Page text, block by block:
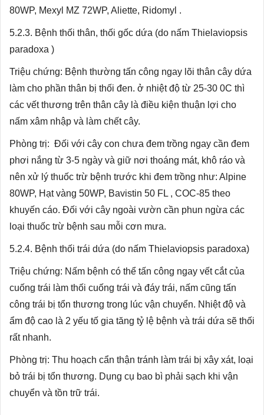
80WP, Mexyl MZ 72WP, Aliette, Ridomyl .
5.2.3. Bệnh thối thân, thối gốc dứa (do nấm Thielaviopsis
paradoxa )
Triệu chứng: Bệnh thường tấn công ngay lõi thân cây dứa
làm cho phần thân bị thối đen. ở nhiệt độ từ 25-30 0C thì
các vết thương trên thân cây là điều kiện thuận lợi cho
nấm xâm nhập và làm chết cây.
Phòng trị: Đối với cây con chưa đem trồng ngay cần đem
phơi nắng từ 3-5 ngày và giữ nơi thoáng mát, khô ráo và
nên xử lý thuốc trừ bệnh trước khi đem trồng như: Alpine
80WP, Hạt vàng 50WP, Bavistin 50 FL , COC-85 theo
khuyến cáo. Đối với cây ngoài vườn cần phun ngừa các
loại thuốc trừ bệnh sau mỗi cơn mưa.
5.2.4. Bệnh thối trái dứa (do nấm Thielaviopsis paradoxa)
Triệu chứng: Nấm bệnh có thể tấn công ngay vết cắt của
cuống trái làm thối cuống trái và đáy trái, nấm cũng tấn
công trái bị tổn thương trong lúc vận chuyển. Nhiệt độ và
ẩm độ cao là 2 yếu tố gia tăng tỷ lệ bệnh và trái dứa sẽ thối
rất nhanh.
Phòng trị: Thu hoạch cẩn thận tránh làm trái bị xây xát, loại
bỏ trái bị tổn thương. Dụng cụ bao bì phải sạch khi vận
chuyển và tồn trữ trái.